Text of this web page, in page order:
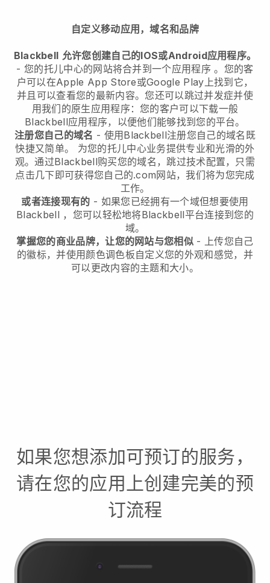
自定义移动应用，域名和品牌
Blackbell 允许您创建自己的IOS或Android应用程序。
- 您的托儿中心的网站将合并到一个应用程序 。您的客
户可以在Apple App Store或Google Play上找到它，
并且可以查看您的最新内容。您还可以跳过并发症并使
用我们的原生应用程序：您的客户可以下载一般
Blackbell应用程序，以便他们能够找到您的平台。
注册您自己的域名 - 使用 Blackbell注册您自己的域名既
快捷又简单。 为您的托儿中心业务提供专业和光滑的外
观。通过Blackbell购买您的域名，跳过技术配置，只需
点击几下即可获得您自己的.com网站，我们将为您完成
工作。
或者连接现有的 - 如果您已经拥有一个域但想要使用
Blackbell ，您可以轻松地将Blackbell平台连接到您的
域。
掌握您的商业品牌，让您的网站与您相似 - 上传您自己
的徽标，并使用颜色调色板自定义您的外观和感觉，并
可以更改内容的主题和大小。
如果您想添加可预订的服务，
请在您的应用上创建完美的预
订流程